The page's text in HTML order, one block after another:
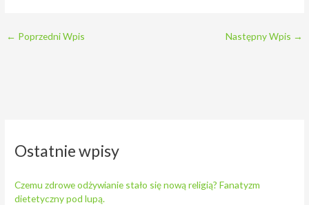
← Poprzedni Wpis Następny Wpis →
Ostatnie wpisy
Czemu zdrowe odżywianie stało się nową religią? Fanatyzm
dietetyczny pod lupą.